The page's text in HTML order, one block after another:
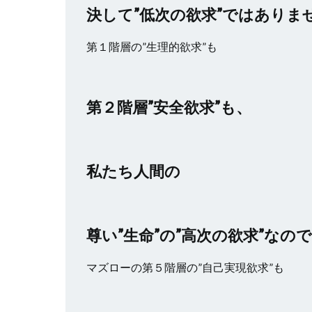
決して”低次の欲求”ではありま
第１階層の”生理的欲求”も
第２階層”安全欲求”も、
私たち人間の
尊い”生命”の”高次の欲求”なので
マズローの第５階層の”自己実現欲求”も